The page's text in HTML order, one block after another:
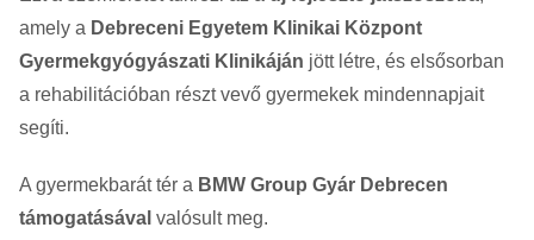
amely a Debreceni Egyetem Klinikai Központ
Gyermekgyógyászati Klinikáján jött létre, és elsősorban
a rehabilitációban részt vevő gyermekek mindennapjait
segíti.
A gyermekbarát tér a BMW Group Gyár Debrecen
támogatásával valósult meg.